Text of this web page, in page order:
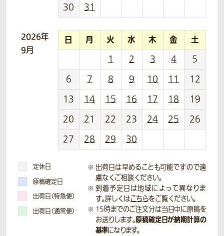
30
31
2026年
9月
日 月 火 水 木 金 土
1 2 3 4
5
6
7 8 9 10 11
12
13
14 15 16 17 18
19
20
21 22 23 24 25
26
27
28 29 30
定休日
原稿確定日
出荷日（特急便）
出荷日（通常便）
出荷日は早めることも可能ですので遠
慮なくご相談ください。
到着予定日は地域によって異なりま
す。詳しくはこちらをご覧ください。
15時までのご注文分は当日中に原稿を
お送りします。原稿確定日が納期計算の
基準になります。